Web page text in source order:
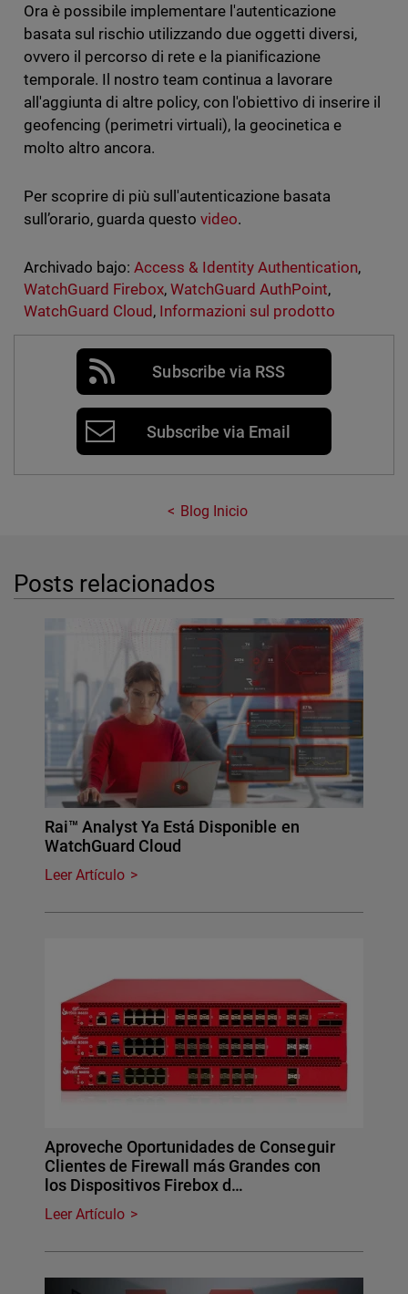
Ora è possibile implementare l'autenticazione
basata sul rischio utilizzando due oggetti diversi,
ovvero il percorso di rete e la pianificazione
temporale. Il nostro team continua a lavorare
all'aggiunta di altre policy, con l'obiettivo di inserire il
geofencing (perimetri virtuali), la geocinetica e
molto altro ancora.
Per scoprire di più sull'autenticazione basata
sull’orario, guarda questo video.
Archivado bajo: Access & Identity Authentication,
WatchGuard Firebox, WatchGuard AuthPoint,
WatchGuard Cloud, Informazioni sul prodotto
Subscribe via RSS
Subscribe via Email
Blog Inicio
Posts relacionados
Rai™ Analyst Ya Está Disponible en
WatchGuard Cloud
Leer Artículo
Aproveche Oportunidades de Conseguir
Clientes de Firewall más Grandes con
los Dispositivos Firebox d…
Leer Artículo